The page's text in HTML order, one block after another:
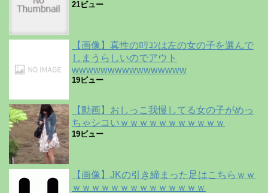
21ビュー
【画像】真性のﾛﾘｺﾝは左の女の子を選んで
しまうらしいのでアウト
wwwwwwwwwwwwwwww
19ビュー
【動画】おしっこ我慢してる女の子がめっ
ちゃシコいｗｗｗｗｗｗｗｗｗｗｗ
19ビュー
【画像】JKの引き締まった足はこちらｗｗ
ｗｗｗｗｗｗｗｗｗｗｗｗｗｗ